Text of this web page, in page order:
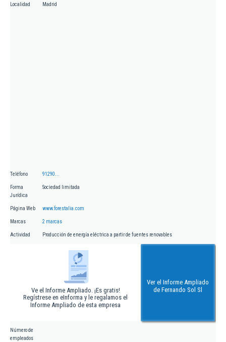
Localidad Madrid
Teléfono 91290...
Forma
Jurídica
Sociedad limitada
Página Web www.forestalia.com
Marcas 2 marcas
Actividad Producción de energía eléctrica a partir de fuentes renovables
Ve el Informe Ampliado. ¡Es gratis!
Regístrese en eInforma y le regalamos el
Informe Ampliado de esta empresa
Ver el Informe Ampliado
de Fernando Sol Sl
Número de
empleados